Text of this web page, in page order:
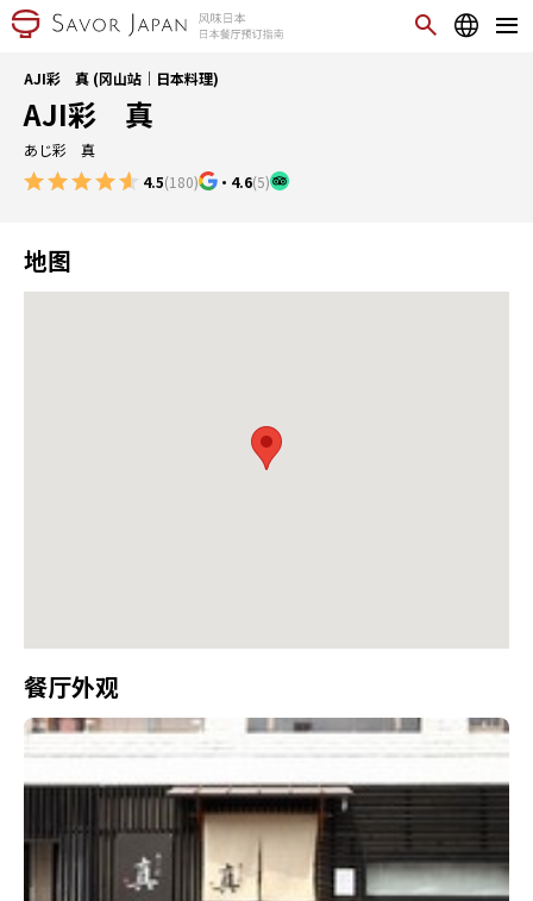
AJI彩 真 (冈山站｜日本料理)
AJI彩 真
あじ彩 真
4.5(180) ・ 4.6(5)
地图
餐厅外观